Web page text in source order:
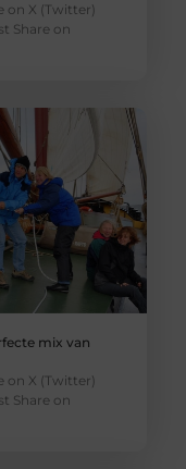
on X (Twitter)
Share on
mix van
on X (Twitter)
Share on